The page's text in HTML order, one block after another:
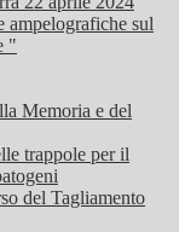
sul
"
Memoria e del
trappole per il
del Tagliamento